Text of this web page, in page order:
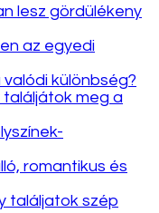
lesz gördülékeny
az egyedi
valódi különbség?
találjátok meg a
romantikus és
találjatok szép